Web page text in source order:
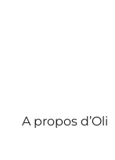
A propos d’Oli